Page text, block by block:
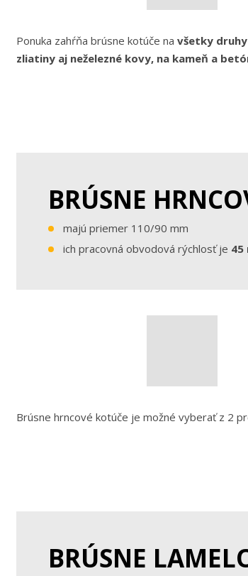
Ponuka zahŕňa brúsne kotúče na všetky
zliatiny aj neželezné kovy, na kameň a
BRÚSNE
majú priemer 110/90 mm
ich pracovná obvodová rýchlosť je 45
Brúsne hrncové kotúče je možné vyberať z 2
BRÚSNE